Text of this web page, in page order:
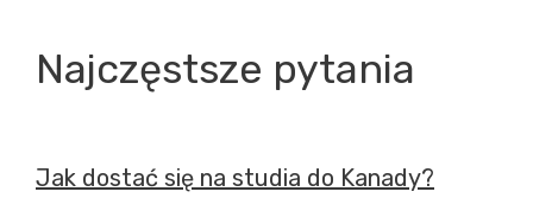
Najczęstsze pytania
Jak dostać się na studia do Kanady?